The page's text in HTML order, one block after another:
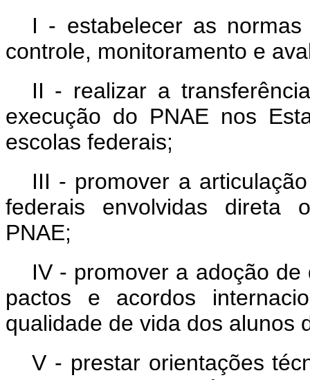
I - estabelecer as
controle, monitoramento e
II - realizar a
execução do PNAE nos
escolas federais;
III - promover a
federais envolvidas direta
PNAE;
IV - promover a adoção
pactos e acordos
qualidade de vida dos alunos
V - prestar orientações